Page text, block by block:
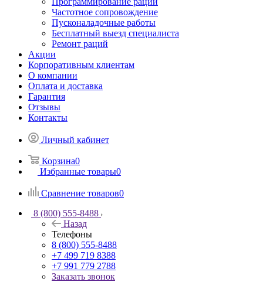
Частотное сопровождение
Пусконаладочные работы
Бесплатный выезд специалиста
Ремонт раций
Акции
Корпоративным клиентам
О компании
Оплата и доставка
Гарантия
Отзывы
Контакты
Личный кабинет
Корзина0
Избранные товары0
Сравнение товаров0
8 (800) 555-8488
Назад
Телефоны
8 (800) 555-8488
+7 499 719 8388
+7 991 779 2788
Заказать звонок